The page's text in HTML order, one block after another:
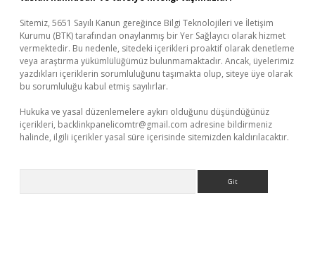
Sitemiz, 5651 Sayılı Kanun gereğince Bilgi Teknolojileri ve İletişim
Kurumu (BTK) tarafından onaylanmış bir Yer Sağlayıcı olarak hizmet
vermektedir. Bu nedenle, sitedeki içerikleri proaktif olarak denetleme
veya araştırma yükümlülüğümüz bulunmamaktadır. Ancak, üyelerimiz
yazdıkları içeriklerin sorumluluğunu taşımakta olup, siteye üye olarak
bu sorumluluğu kabul etmiş sayılırlar.
Hukuka ve yasal düzenlemelere aykırı olduğunu düşündüğünüz
içerikleri, backlinkpanelicomtr@gmail.com adresine bildirmeniz
halinde, ilgili içerikler yasal süre içerisinde sitemizden kaldırılacaktır.